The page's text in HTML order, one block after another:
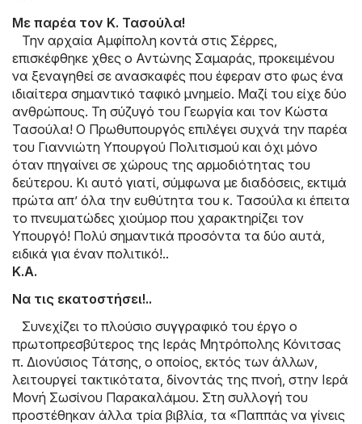
Με παρέα τον Κ. Τασούλα!
Την αρχαία Αμφίπολη κοντά στις Σέρρες,
επισκέφθηκε χθες ο Αντώνης Σαμαράς, προκειμένου
να ξεναγηθεί σε ανασκαφές που έφεραν στο φως ένα
ιδιαίτερα σημαντικό ταφικό μνημείο. Μαζί του είχε δύο
ανθρώπους. Τη σύζυγό του Γεωργία και τον Κώστα
Τασούλα! Ο Πρωθυπουργός επιλέγει συχνά την παρέα
του Γιαννιώτη Υπουργού Πολιτισμού και όχι μόνο
όταν πηγαίνει σε χώρους της αρμοδιότητας του
δεύτερου. Κι αυτό γιατί, σύμφωνα με διαδόσεις, εκτιμά
πρώτα απ’ όλα την ευθύτητα του κ. Τασούλα κι έπειτα
το πνευματώδες χιούμορ που χαρακτηρίζει τον
Υπουργό! Πολύ σημαντικά προσόντα τα δύο αυτά,
ειδικά για έναν πολιτικό!..
Κ.Α.
Να τις εκατοστήσει!..
Συνεχίζει το πλούσιο συγγραφικό του έργο ο
πρωτοπρεσβύτερος της Ιεράς Μητρόπολης Κόνιτσας
π. Διονύσιος Τάτσης, ο οποίος, εκτός των άλλων,
λειτουργεί τακτικότατα, δίνοντάς της πνοή, στην Ιερά
Μονή Σωσίνου Παρακαλάμου. Στη συλλογή του
προστέθηκαν άλλα τρία βιβλία, τα «Παππάς να γίνεις